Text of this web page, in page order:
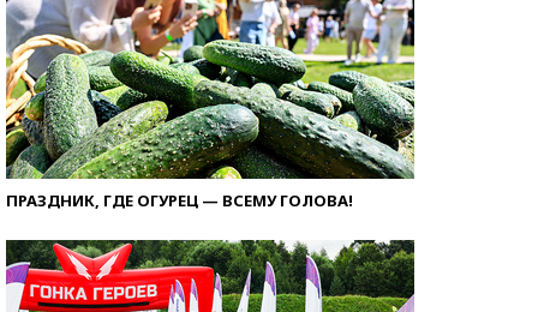
ПРАЗДНИК, ГДЕ ОГУРЕЦ — ВСЕМУ ГОЛОВА!